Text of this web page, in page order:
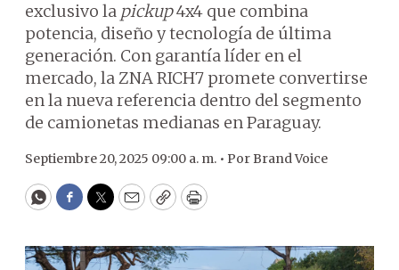
exclusivo la pickup4x4 que combina
potencia, diseño y tecnología de última
generación. Con garantía líder en el
mercado, la ZNA RICH7 promete convertirse
en la nueva referencia dentro del segmento
de camionetas medianas en Paraguay.
Septiembre 20, 2025 09:00 a. m. • PorBrand Voice
WhatsApp
Facebook
Twitter
EmailCopyPrint